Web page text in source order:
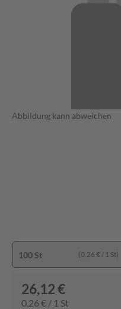
Abbildung kann abweichen
100 St (0,26 € / 1 St)
26,12 €
0,26 € / 1 St